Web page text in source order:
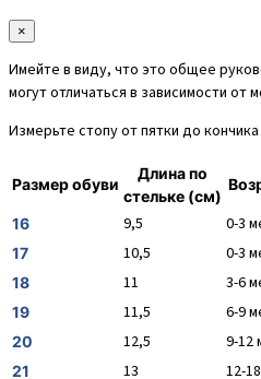
×
Имейте в виду, что это общее
могут отличаться в зависимости от
Измерьте стопу от пятки до
Размер обуви
Длина по
стельке (см)
16 9,5 0-3
17 10,5 0-3
18 11 3-6
19 11,5 6-9
20 12,5 9-12
21 13 12-